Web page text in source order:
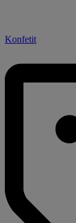
Konfetit